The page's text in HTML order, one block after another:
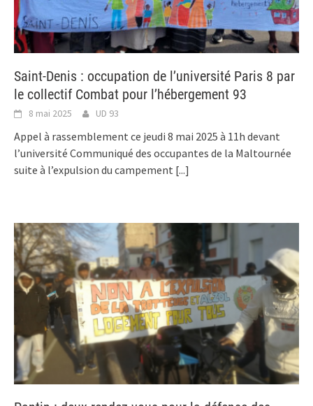
Saint-Denis : occupation de l’université Paris 8 par
le collectif Combat pour l’hébergement 93
8 mai 2025 UD 93
Appel à rassemblement ce jeudi 8 mai 2025 à 11h devant
l’université Communiqué des occupantes de la Maltournée
suite à l’expulsion du campement [...]